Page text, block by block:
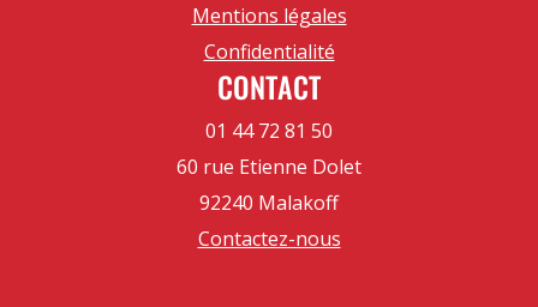
Mentions légales
Confidentialité
CONTACT
01 44 72 81 50
60 rue Etienne Dolet
92240 Malakoff
Contactez-nous